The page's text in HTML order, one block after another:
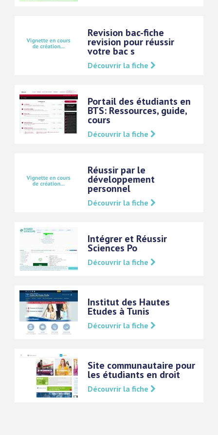
Revision bac-fiche
revision pour réussir
votre bac s
Découvrir la fiche
Portail des étudiants en
BTS: Ressources, guide,
cours
Découvrir la fiche
Réussir par le
développement
personnel
Découvrir la fiche
Intégrer et Réussir
Sciences Po
Découvrir la fiche
Institut des Hautes
Etudes à Tunis
Découvrir la fiche
Site communautaire pour
les étudiants en droit
Découvrir la fiche